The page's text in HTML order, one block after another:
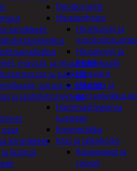
Deodorantit
Hiustenhoito
Hiusharjat ja
Hiuspinnit ja
lenkit
Hiusvärit
Hiusten ja
Hammashygienia
tuotteet
Kosmetiikka
Käsi ja jalkahoito
Käsivoiteet ja
rasvat
tarvikkeet
massat, ja muut kemikaalit
ja pakkelit
sprayt ja silikonit
ja jäähdytinnesteet
osat
kiinnikkeet
kulmat